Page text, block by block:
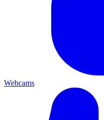
Webcams